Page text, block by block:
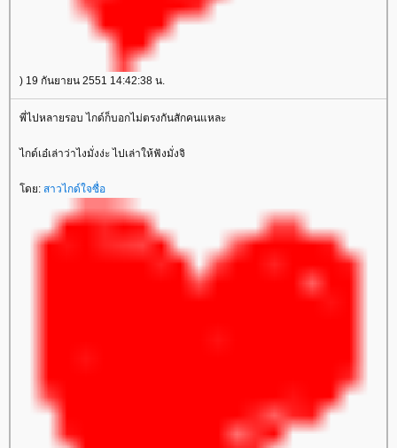
) 19 กันยายน 2551 14:42:38 น.
พี่ไปหลายรอบ ไกด์ก็บอกไม่ตรงกันสักคนแหละ
ไกด์เอ๋เล่าว่าไงมั่งง่ะ ไปเล่าให้ฟังมั่งจิ
ดย: สาวไกด์ใจซื่อ